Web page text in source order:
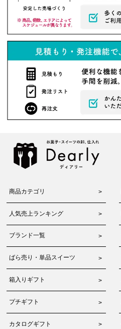
商品カテゴリ
人気売上ランキング
ブランド一覧
ばら売り・単品スイーツ
箱入りギフト
プチギフト
カタログギフト